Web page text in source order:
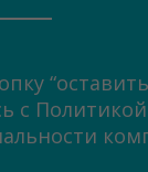
с Политикой